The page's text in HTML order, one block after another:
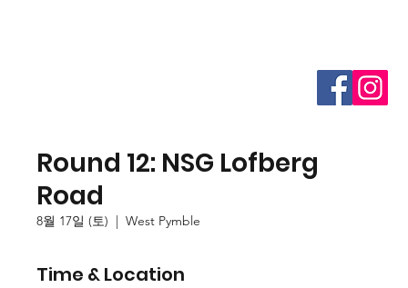
Round 12: NSG Lofberg
Road
8월 17일 (토)
  |
West Pymble
Time & Location